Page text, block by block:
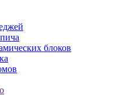
блоков